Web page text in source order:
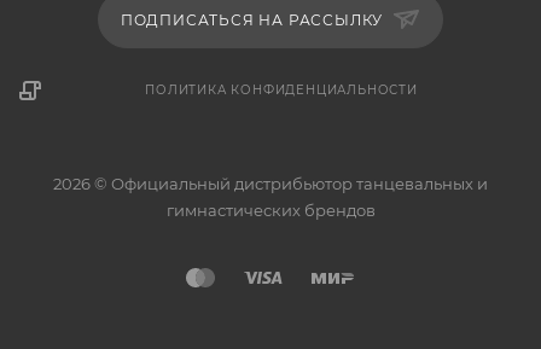
ПОДПИСАТЬСЯ НА РАССЫЛКУ
ПОЛИТИКА КОНФИДЕНЦИАЛЬНОСТИ
2026 © Официальный дистрибьютор танцевальных и
гимнастических брендов